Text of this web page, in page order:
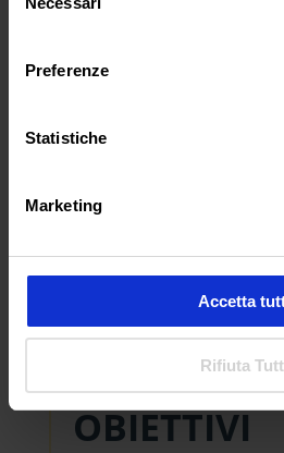
del
Preferenze
Statistiche
Marketing
Accetta
Rifiuta
professionisti e operatori
conoscenza e metodologie
OBIETTIVI